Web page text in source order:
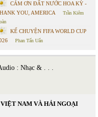
CÁM ƠN ĐẤT NƯỚC HOA KỲ -
YOU, AMERICA
Trần Kiêm
KỂ CHUYỆN FIFA WORLD CUP
Phan Tấn Uẩn
: Nhạc & . . .
NAM VÀ HẢI NGOẠI